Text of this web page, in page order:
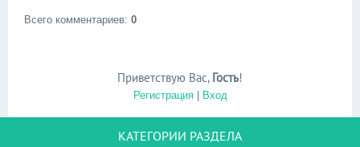
Всего комментариев: 0
Приветствую Вас, Гость!
Регистрация| Вход
КАТЕГОРИИ РАЗДЕЛА